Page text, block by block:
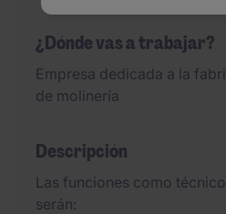
¿Dónde vas a trabajar?
Empresa dedicada a la
de molinería
Descripción
Las funciones como
serán: